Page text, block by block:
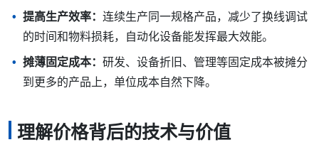
提高生产效率： 连续生产同一规格产品，减少了换线调试
的时间和物料损耗，自动化设备能发挥最大效能。
摊薄固定成本： 研发、设备折旧、管理等固定成本被摊分
到更多的产品上，单位成本自然下降。
理解价格背后的技术与价值